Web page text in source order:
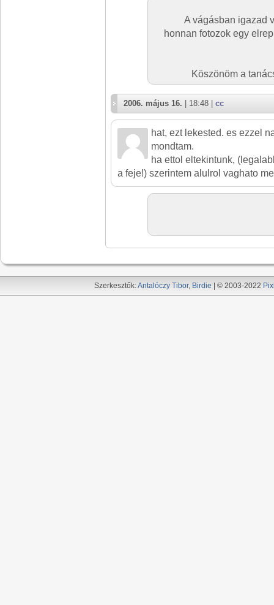
A vágásban igazad
honnan fotozok egy
Köszönöm a
2006. május 16. | 18:48 | cc
hat, ezt lekested. es ezzel
mondtam.
ha ettol eltekintunk,
a feje!) szerintem alulrol vaghato
Szerkesztők:Antalóczy Tibor, Birdie | © 2003-2022